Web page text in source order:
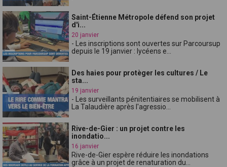
Saint-Étienne Métropole défend son projet
d'i...
20 janvier
- Les inscriptions sont ouvertes sur Parcoursup
depuis le 19 janvier : lycéens e...
Des haies pour protèger les cultures / Le
sta...
19 janvier
- Les surveillants pénitentiaires se mobilisent à
La Talaudière après l'agressio...
Rive-de-Gier : un projet contre les
inondatio...
16 janvier
Rive-de-Gier espère réduire les inondations
grâce à un projet de renaturation du...